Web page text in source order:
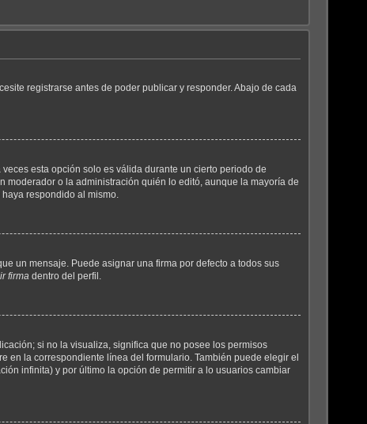
registrarse antes de poder publicar y responder. Abajo de cada
esta opción solo es válida durante un cierto periodo de
moderador o la administración quién lo editó, aunque la mayoría de
respondido al mismo.
un mensaje. Puede asignar una firma por defecto a todos sus
firma dentro del perfil.
si no la visualiza, significa que no posee los permisos
en la correspondiente línea del formulario. También puede elegir el
infinita) y por último la opción de permitir a lo usuarios cambiar